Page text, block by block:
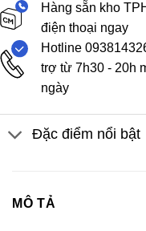
Hàng sẵn kho
điện thoại ngay
Hotline
trợ từ 7h30 - 20h
ngày
Đặc điểm nổi bật
MÔ TẢ